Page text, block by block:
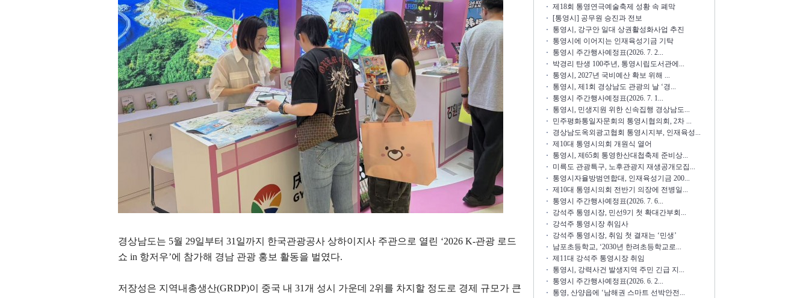
경상남도는 5월 29일부터 31 일까지 한국관광공사 상하이지사 주관으로 열린 ‘2026 K-관광 로드
쇼 in 항저우’에 참가해 경남 관광 홍보 활동을 벌였다.
저장성은 지역내총생산(GRDP)이 중국 내 31 개 성시 가운데 2위를 차지할 정도로 경제 규모가 큰
제18회 통영연극예술축제 성황 속 폐막
[통영시] 공무원 승진과 전보
통영시, 강구안 일대 상권활성화사업 추진
통영시에 이어지는 인재육성기금 기탁
통영시 주간행사예정표(2026. 7. 2...
박경리 탄생 100주년, 통영시립도서관에...
통영시, 2027년 국비예산 확보 위해 ...
통영시, 제1회 경상남도 관광의 날 ‘경...
통영시 주간행사예정표(2026. 7. 1...
통영시, 민생지원 위한 신속집행 경상남도...
민주평화통일자문회의 통영시협의회, 2차 ...
경상남도옥외광고협회 통영시지부, 인재육성...
제10대 통영시의회 개원식 열어
통영시, 제65회 통영한산대첩축제 준비상...
미륵도 관광특구, 노후관광지 재생공개모집...
통영시자율방범연합대, 인재육성기금 200...
제10대 통영시의회 전반기 의장에 전병일...
통영시 주간행사예정표(2026. 7. 6...
강석주 통영시장, 민선9기 첫 확대간부회...
강석주 통영시장 취임사
강석주 통영시장, 취임 첫 결재는 ‘민생’
남포초등학교, ‘2030년 한려초등학교로...
제11대 강석주 통영시장 취임
통영시, 강력사건 발생지역 주민 긴급 지...
통영시 주간행사예정표(2026. 6. 2...
통영, 산양읍에 ‘남해권 스마트 선박안전...